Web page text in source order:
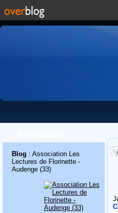
Blog : Association Les
Lectures de Florinette -
Audenge (33)